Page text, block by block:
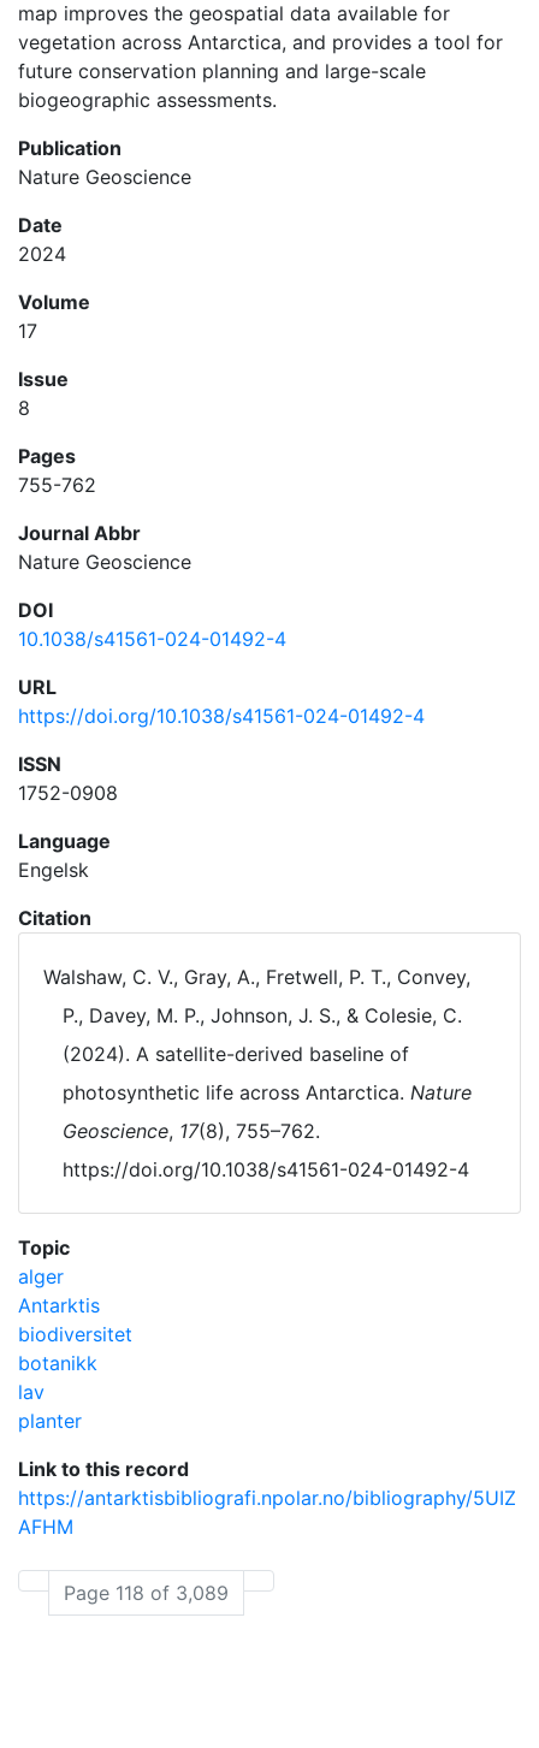
map improves the geospatial data available for
vegetation across Antarctica, and provides a tool for
future conservation planning and large-scale
biogeographic assessments.
Publication
Nature Geoscience
Date
2024
Volume
17
Issue
8
Pages
755-762
Journal Abbr
Nature Geoscience
DOI
10.1038/s41561-024-01492-4
URL
https://doi.org/10.1038/s41561-024-01492-4
ISSN
1752-0908
Language
Engelsk
Citation
Walshaw, C. V., Gray, A., Fretwell, P. T., Convey,
P., Davey, M. P., Johnson, J. S., & Colesie, C.
(2024). A satellite-derived baseline of
photosynthetic life across Antarctica. Nature
Geoscience, 17(8), 755–762.
https://doi.org/10.1038/s41561-024-01492-4
Topic
alger
Antarktis
biodiversitet
botanikk
lav
planter
Link to this record
https://antarktisbibliografi.npolar.no/bibliography/5UIZ
AFHM
Page 118 of 3,089